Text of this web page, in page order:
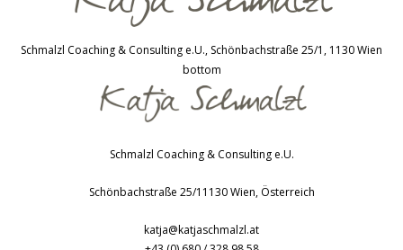
Schmalzl Coaching & Consulting e.U., Schönbachstraße 25/1, 1130 Wien
bottom
Schmalzl Coaching & Consulting e.U.
Schönbachstraße 25/1 1130 Wien, Österreich
katja@katjaschmalzl.at